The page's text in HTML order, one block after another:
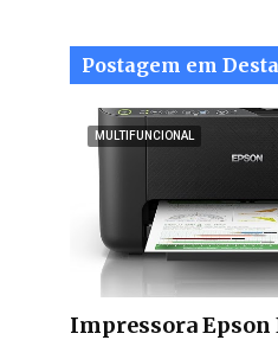
Postagem em
MULTIFUNCIONAL
Impressora Epson